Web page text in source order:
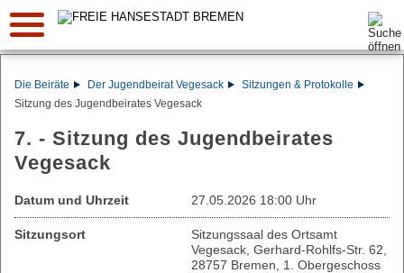
Suche:
Die Beiräte Der Jugendbeirat Vegesack
Sitzungen & Protokolle
Sitzung des Jugendbeirates Vegesack
7. - Sitzung des Jugendbeirates
Vegesack
Datum und Uhrzeit 27.05.2026 18:00 Uhr
Sitzungsort
Sitzungssaal des Ortsamt
Vegesack, Gerhard-Rohlfs-Str. 62,
28757 Bremen, 1. Obergeschoss